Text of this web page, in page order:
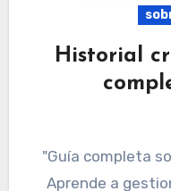
Historial
"Guía completa sobre historial crediticio net.
Aprende a